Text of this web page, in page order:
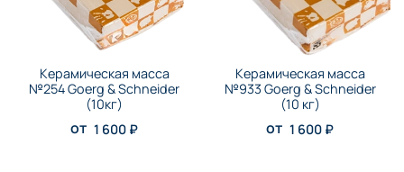
Керамическая масса
№254 Goerg & Schneider
(10кг)
от 1 600 ₽
Керамическая масса
№933 Goerg & Schneider
(10 кг)
от 1 600 ₽